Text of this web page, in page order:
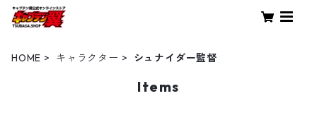
HOME キャラクター シュナイダー監督
Items